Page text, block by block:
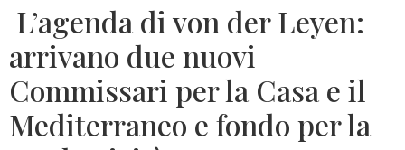
L’agenda di von der Leyen:
arrivano due nuovi
Commissari per la Casa e il
Mediterraneo e fondo per la